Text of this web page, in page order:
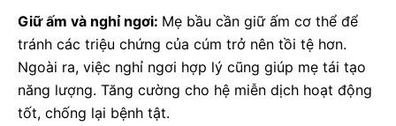
Giữ ấm và nghỉ ngơi: Mẹ bầu cần giữ ấm cơ thể để
tránh các triệu chứng của cúm trở nên tồi tệ hơn.
Ngoài ra, việc nghỉ ngơi hợp lý cũng giúp mẹ tái tạo
năng lượng. Tăng cường cho hệ miễn dịch hoạt động
tốt, chống lại bệnh tật.